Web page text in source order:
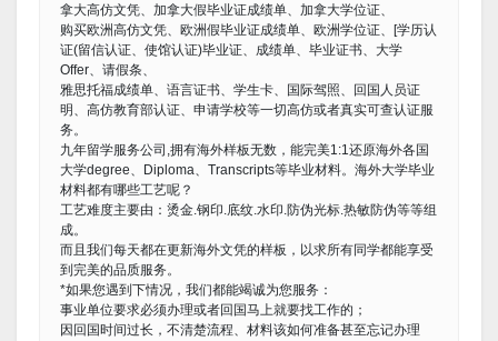
拿大高仿文凭、加拿大假毕业证成绩单、加拿大学位证、
购买欧洲高仿文凭、欧洲假毕业证成绩单、欧洲学位证、[学历认
证(留信认证、使馆认证)毕业证、成绩单、毕业证书、大学
Offer、请假条、
雅思托福成绩单、语言证书、学生卡、国际驾照、回国人员证
明、高仿教育部认证、申请学校等一切高仿或者真实可查认证服
务。
九年留学服务公司,拥有海外样板无数，能完美1:1还原海外各国
大学degree、Diploma、Transcripts等毕业材料。海外大学毕业
材料都有哪些工艺呢？
工艺难度主要由：烫金.钢印.底纹.水印.防伪光标.热敏防伪等等组
成。
而且我们每天都在更新海外文凭的样板，以求所有同学都能享受
到完美的品质服务。
*如果您遇到下情况，我们都能竭诚为您服务：
事业单位要求必须办理或者回国马上就要找工作的；
因回国时间过长，不清楚流程、材料该如何准备甚至忘记办理